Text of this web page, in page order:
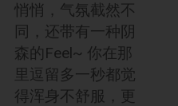
悄悄，气氛截然不
同，还带有一种阴
森的Feel~ 你在那
里逗留多一秒都觉
得浑身不舒服，更